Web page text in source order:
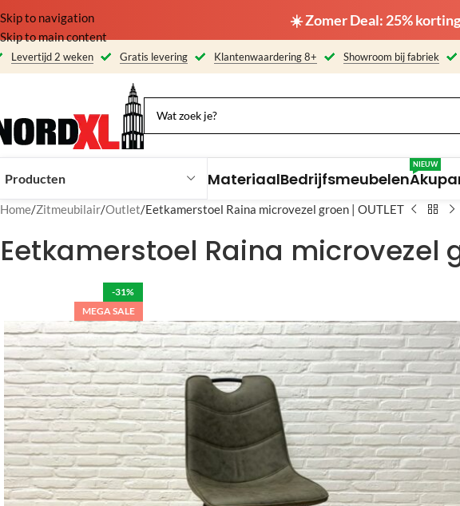
☀️ Zomer Deal: 25%
Skip to navigation
Skip to main content
Levertijd 2 weken Gratis levering Klantenwaardering 8+ Showroom bij fabriek
Producten MateriaalBedrijfsmeubelen
NIEUW
Home Zitmeubilair Outlet Eetkamerstoel Raina microvezel groen | OUTLET
Eetkamerstoel Raina microvezel
-31%
MEGA SALE